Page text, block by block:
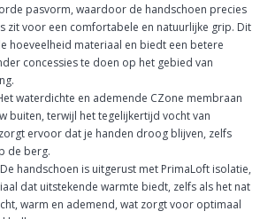
pasvorm, waardoor de handschoen precies
zit voor een comfortabele en natuurlijke grip. Dit
hoeveelheid materiaal en biedt een betere
concessies te doen op het gebied van
waterdichte en ademende CZone membraan
buiten, terwijl het tegelijkertijd vocht van
ervoor dat je handen droog blijven, zelfs
de berg.
De handschoen is uitgerust met PrimaLoft isolatie,
dat uitstekende warmte biedt, zelfs als het nat
warm en ademend, wat zorgt voor optimaal